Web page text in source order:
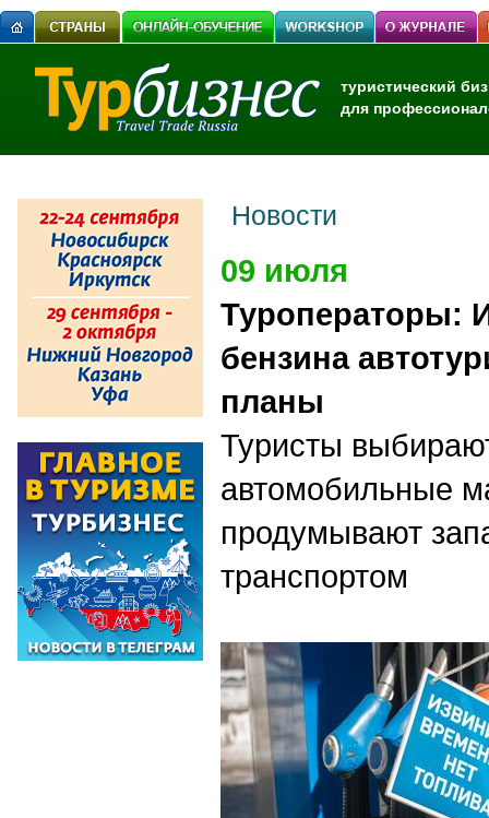
туристический
для
Новости
09 июля
Туроператоры:
бензина
планы
Туристы
автомобильные
продумывают
транспортом